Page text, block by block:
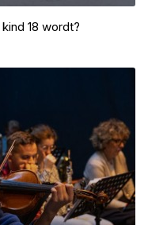
18 wordt?